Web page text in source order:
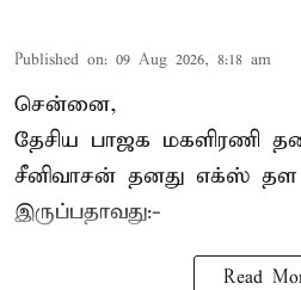
Published on: 09 Aug 2026, 8:18 am
சென்னை,
தேசிய பாஜக மகளிரணி
சீனிவாசன் தனது எக்ஸ் தள
இருப்பதாவது:-
Read